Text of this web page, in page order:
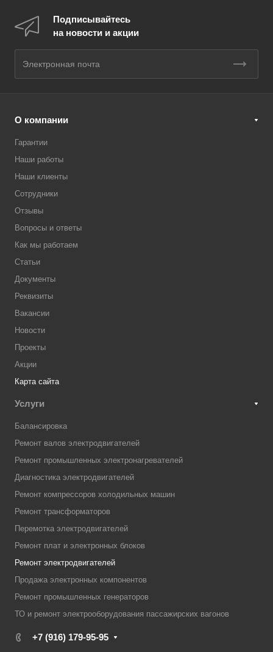
Подписывайтесь
на новости и акции
О компании
Гарантии
Наши работы
Наши клиенты
Сотрудники
Отзывы
Вопросы и ответы
Как мы работаем
Статьи
Документы
Реквизиты
Вакансии
Новости
Проекты
Акции
Карта сайта
Услуги
Балансировка
Ремонт валов электродвигателей
Ремонт промышленных электронагревателей
Диагностика электродвигателей
Ремонт компрессоров холодильных машин
Ремонт трансформаторов
Перемотка электродвигателей
Ремонт плат и электронных блоков
Ремонт электродвигателей
Продажа электронных компонентов
Ремонт промышленных генераторов
ТО и ремонт электрооборудования пассажирских вагонов
+7 (916) 179-95-95